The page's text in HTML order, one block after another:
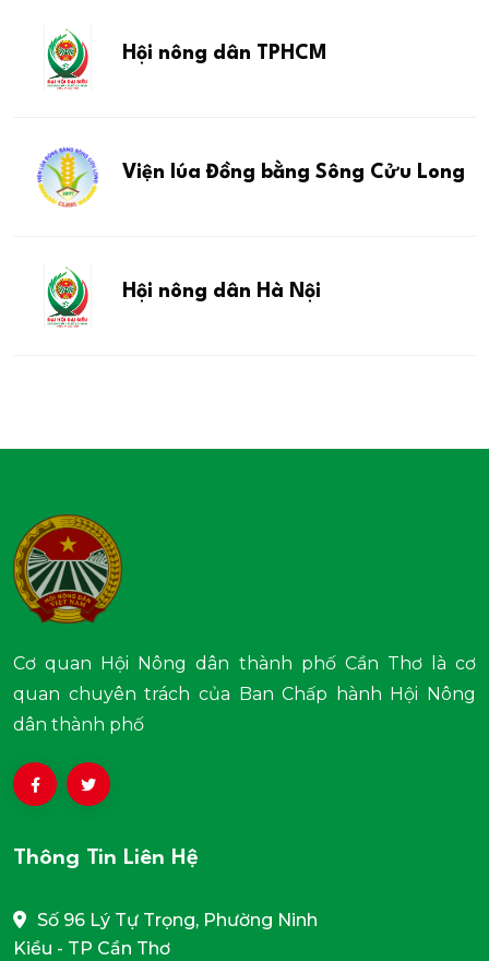
Hội nông dân TPHCM
Viện lúa Đồng bằng Sông Cửu Long
Hội nông dân Hà Nội
Cơ quan Hội Nông dân thành phố Cần Thơ là cơ
quan chuyên trách của Ban Chấp hành Hội Nông
dân thành phố
Thông Tin Liên Hệ
Số 96 Lý Tự Trọng, Phường Ninh
Kiều - TP Cần Thơ